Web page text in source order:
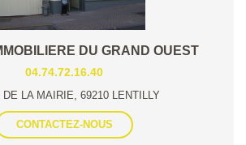
DU GRAND OUEST
04.74.72.16.40
DE LA MAIRIE, 69210 LENTILLY
CONTACTEZ-NOUS